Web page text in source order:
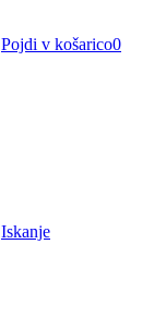
Pojdi v košarico0
Iskanje